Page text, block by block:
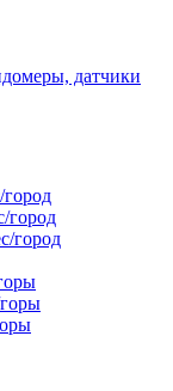
датчики
город
город
город